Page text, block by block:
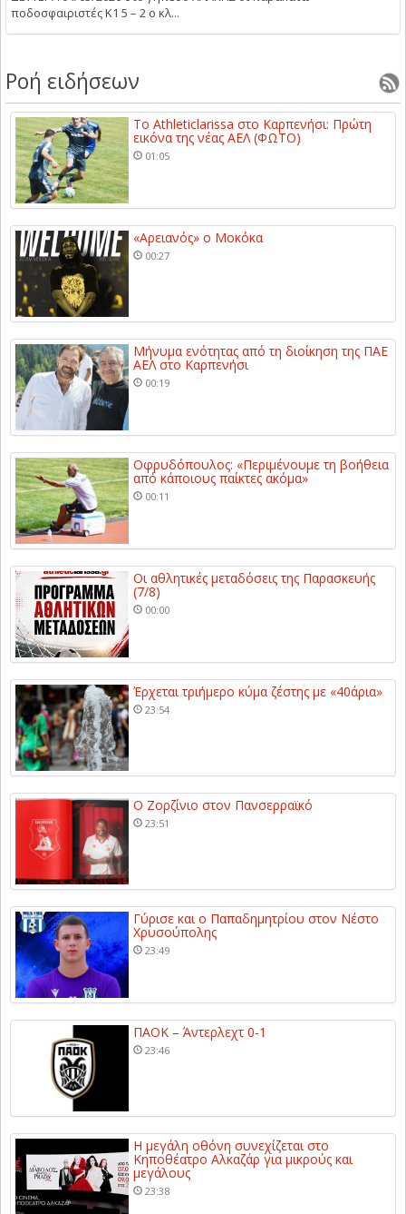
ποδοσφαιριστές Κ1 5 – 2 ο κλ...
Ροή ειδήσεων
Το Athleticlarissa στο Καρπενήσι: Πρώτη
εικόνα της νέας ΑΕΛ (ΦΩΤΟ)
01:05
«Αρειανός» ο Μοκόκα
00:27
Μήνυμα ενότητας από τη διοίκηση της ΠΑΕ
ΑΕΛ στο Καρπενήσι
00:19
Οφρυδόπουλος: «Περιμένουμε τη βοήθεια
από κάποιους παίκτες ακόμα»
00:11
Οι αθλητικές μεταδόσεις της Παρασκευής
(7/8)
00:00
Έρχεται τριήμερο κύμα ζέστης με «40άρια»
23:54
Ο Ζορζίνιο στον Πανσερραϊκό
23:51
Γύρισε και ο Παπαδημητρίου στον Νέστο
Χρυσούπολης
23:49
ΠΑΟΚ – Άντερλεχτ 0-1
23:46
Η μεγάλη οθόνη συνεχίζεται στο
Κηποθέατρο Αλκαζάρ για μικρούς και
μεγάλους
23:38